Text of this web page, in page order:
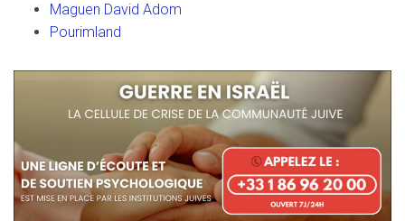
Maguen David Adom
Pourimland